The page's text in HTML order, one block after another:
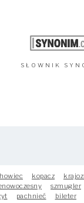
SŁOWNIK
kopacz
szmugler
pachnieć bileter